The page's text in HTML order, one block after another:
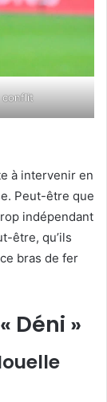
conflit
à intervenir en
Peut-être que
indépendant
être, qu’ils
bras de fer
Déni »